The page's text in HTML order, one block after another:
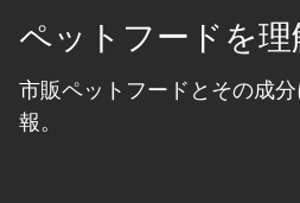
ペットフードを理
市販ペットフードとその成
報。